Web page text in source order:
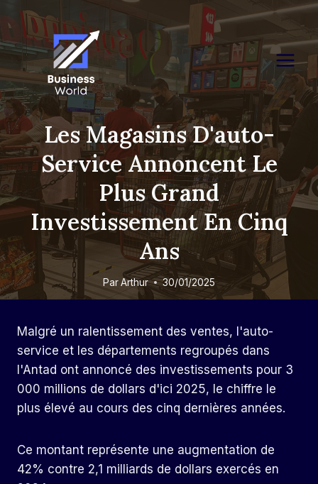
Skip
to
content
Les Magasins D'auto-
Service Annoncent Le
Plus Grand
Investissement En Cinq
Ans
ParArthur 30/01/2025
Malgré un ralentissement des ventes, l'auto-
service et les départements regroupés dans
l'Antad ont annoncé des investissements pour 3
000 millions de dollars d'ici 2025, le chiffre le
plus élevé au cours des cinq dernières années.
Ce montant représente une augmentation de
42% contre 2,1 milliards de dollars exercés en